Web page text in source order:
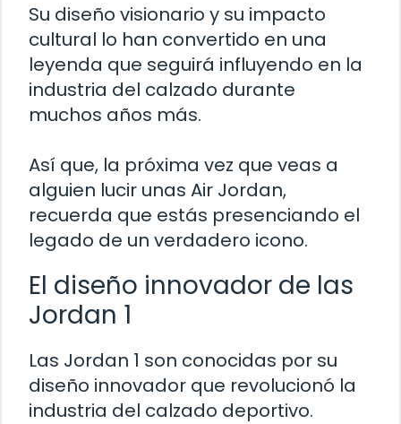
Su diseño visionario y su impacto
cultural lo han convertido en una
leyenda que seguirá influyendo en la
industria del calzado durante
muchos años más.
Así que, la próxima vez que veas a
alguien lucir unas Air Jordan,
recuerda que estás presenciando el
legado de un verdadero icono.
El diseño innovador de las
Jordan 1
Las Jordan 1 son conocidas por su
diseño innovador que revolucionó la
industria del calzado deportivo.